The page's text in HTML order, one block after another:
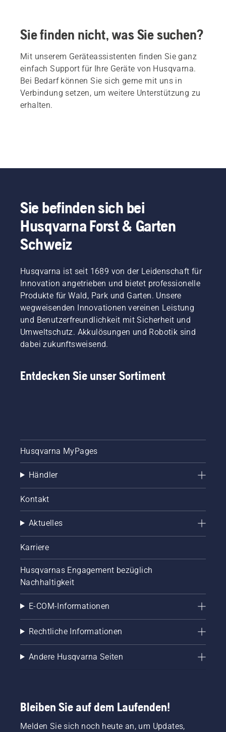
Sie finden nicht, was Sie suchen?
Mit unserem Geräteassistenten finden Sie ganz
einfach Support für Ihre Geräte von Husqvarna.
Bei Bedarf können Sie sich gerne mit uns in
Verbindung setzen, um weitere Unterstützung zu
erhalten.
Sie befinden sich bei
Husqvarna Forst & Garten
Schweiz
Husqvarna ist seit 1689 von der Leidenschaft für
Innovation angetrieben und bietet professionelle
Produkte für Wald, Park und Garten. Unsere
wegweisenden Innovationen vereinen Leistung
und Benutzerfreundlichkeit mit Sicherheit und
Umweltschutz. Akkulösungen und Robotik sind
dabei zukunftsweisend.
Entdecken Sie unser Sortiment
Husqvarna MyPages
Händler
Kontakt
Aktuelles
Karriere
Husqvarnas Engagement bezüglich
Nachhaltigkeit
E-COM-Informationen
Rechtliche Informationen
Andere Husqvarna Seiten
Bleiben Sie auf dem Laufenden!
Melden Sie sich noch heute an, um Updates,